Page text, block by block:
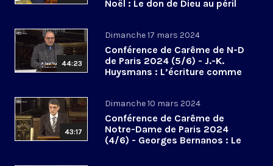
Noël : Le don de Dieu au péril
44:23
Dimanche 17 mars 2024
Conférence de Carême de N-D
de Paris 2024 (5/6) - J.-K.
Huysmans : L’écriture comme
43:17
Dimanche 10 mars 2024
Conférence de Carême de
Notre-Dame de Paris 2024
(4/6) - Georges Bernanos : Le